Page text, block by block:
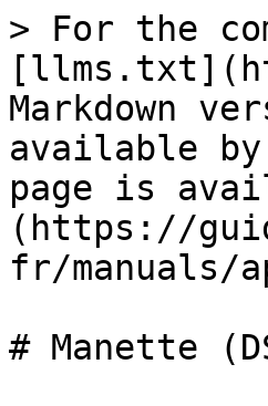
> For the
Markdown
available
page is
(https://
fr/manuals/
# Manette